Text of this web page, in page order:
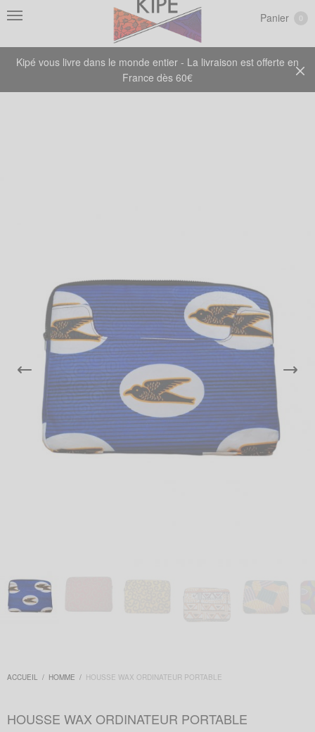
Kipé vous livre dans le monde entier - La livraison est offerte en
France dès 60€
Panier
ACCUEIL / HOMME / HOUSSE WAX ORDINATEUR PORTABLE
HOUSSE WAX ORDINATEUR PORTABLE